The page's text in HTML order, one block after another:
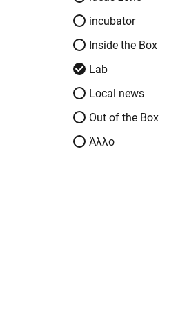
incubator
Inside the Box
Lab
Local news
Out of the Box
Άλλο